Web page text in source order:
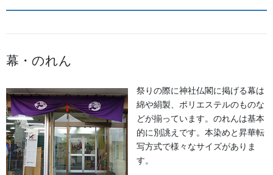
お知らせ
2026年8月
2026年7月
2026年6月
幕・のれん
祭りの際に神社仏閣に掲げる幕は
綿や絹製、ポリエステルのものな
どが揃っています。のれんは基本
的に別誂えです。本染めと昇華転
写方式で様々なサイズがありま
す。